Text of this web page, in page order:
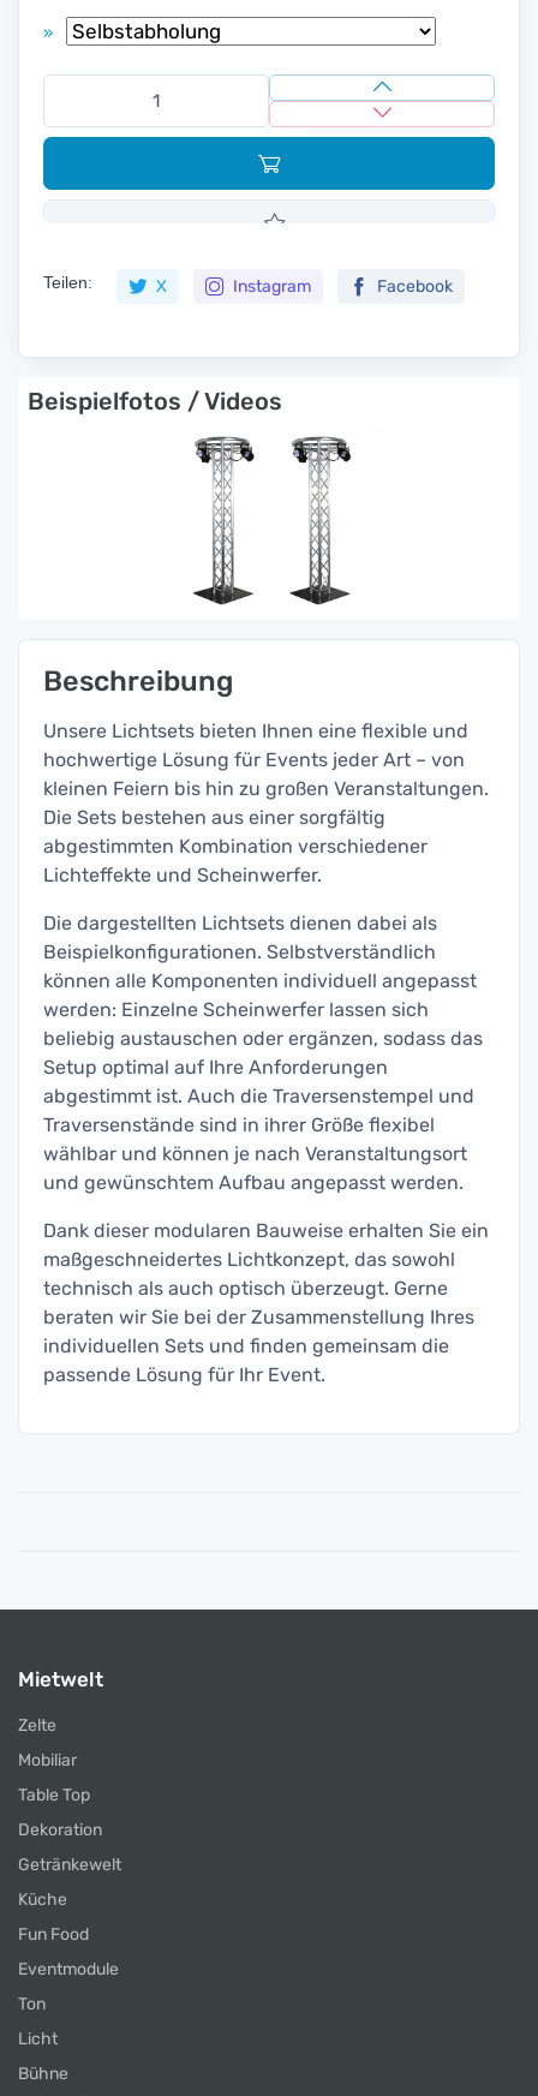
»
Teilen: X Instagram Facebook
Beispielfotos / Videos
Beschreibung
Unsere Lichtsets bieten Ihnen eine flexible und
hochwertige Lösung für Events jeder Art – von
kleinen Feiern bis hin zu großen Veranstaltungen.
Die Sets bestehen aus einer sorgfältig
abgestimmten Kombination verschiedener
Lichteffekte und Scheinwerfer.
Die dargestellten Lichtsets dienen dabei als
Beispielkonfigurationen. Selbstverständlich
können alle Komponenten individuell angepasst
werden: Einzelne Scheinwerfer lassen sich
beliebig austauschen oder ergänzen, sodass das
Setup optimal auf Ihre Anforderungen
abgestimmt ist. Auch die Traversenstempel und
Traversenstände sind in ihrer Größe flexibel
wählbar und können je nach Veranstaltungsort
und gewünschtem Aufbau angepasst werden.
Dank dieser modularen Bauweise erhalten Sie ein
maßgeschneidertes Lichtkonzept, das sowohl
technisch als auch optisch überzeugt. Gerne
beraten wir Sie bei der Zusammenstellung Ihres
individuellen Sets und finden gemeinsam die
passende Lösung für Ihr Event.
Mietwelt
Zelte
Mobiliar
Table Top
Dekoration
Getränkewelt
Küche
Fun Food
Eventmodule
Ton
Licht
Bühne